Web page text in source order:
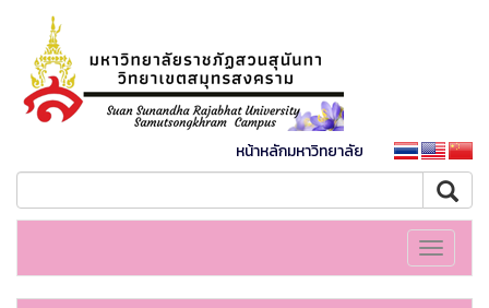
หน้าหลักมหาวิทยาลัย
Toggle